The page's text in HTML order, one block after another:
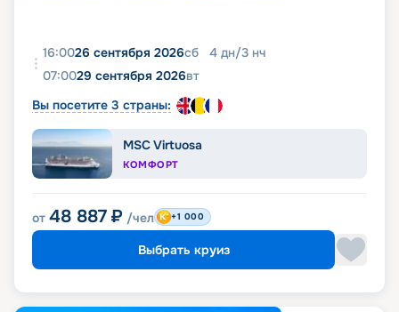
16:0026 сентября 2026сб 4 дн/3 нч
07:0029 сентября 2026вт
Вы посетите 3 страны:
MSC Virtuosa
КОМФОРТ
от 48 887 ₽ /чел +1 000
Выбрать круиз